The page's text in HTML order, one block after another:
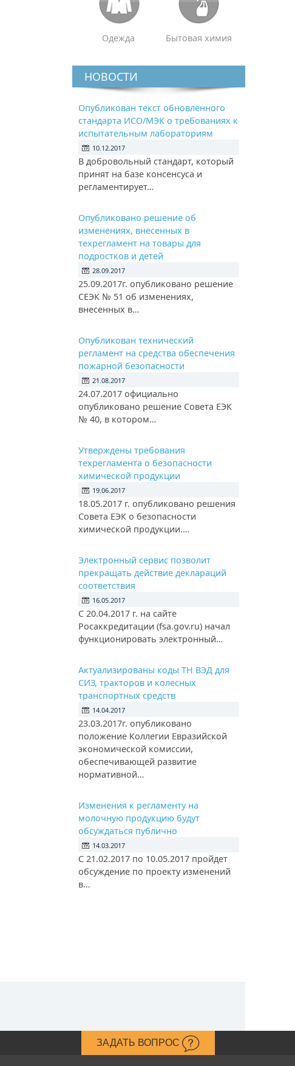
Одежда Бытовая химия
НОВОСТИ
Опубликован текст обновленного
стандарта ИСО/МЭК о требованиях к
испытательным лабораториям
10.12.2017
В добровольный стандарт, который
принят на базе консенсуса и
регламентирует…
Опубликовано решение об
изменениях, внесенных в
техрегламент на товары для
подростков и детей
28.09.2017
25.09.2017г. опубликовано решение
СЕЭК № 51 об изменениях,
внесенных в…
Опубликован технический
регламент на средства обеспечения
пожарной безопасности
21.08.2017
24.07.2017 официально
опубликовано решение Совета ЕЭК
№ 40, в котором…
Утверждены требования
техрегламента о безопасности
химической продукции
19.06.2017
18.05.2017 г. опубликовано решения
Совета ЕЭК о безопасности
химической продукции.…
Электронный сервис позволит
прекращать действие деклараций
соответствия
16.05.2017
С 20.04.2017 г. на сайте
Росаккредитации (fsa.gov.ru) начал
функционировать электронный…
Актуализированы коды ТН ВЭД для
СИЗ, тракторов и колесных
транспортных средств
14.04.2017
23.03.2017г. опубликовано
положение Коллегии Евразийской
экономической комиссии,
обеспечивающей развитие
нормативной…
Изменения к регламенту на
молочную продукцию будут
обсуждаться публично
14.03.2017
С 21.02.2017 по 10.05.2017 пройдет
обсуждение по проекту изменений
в…
ЗАДАТЬ ВОПРОС